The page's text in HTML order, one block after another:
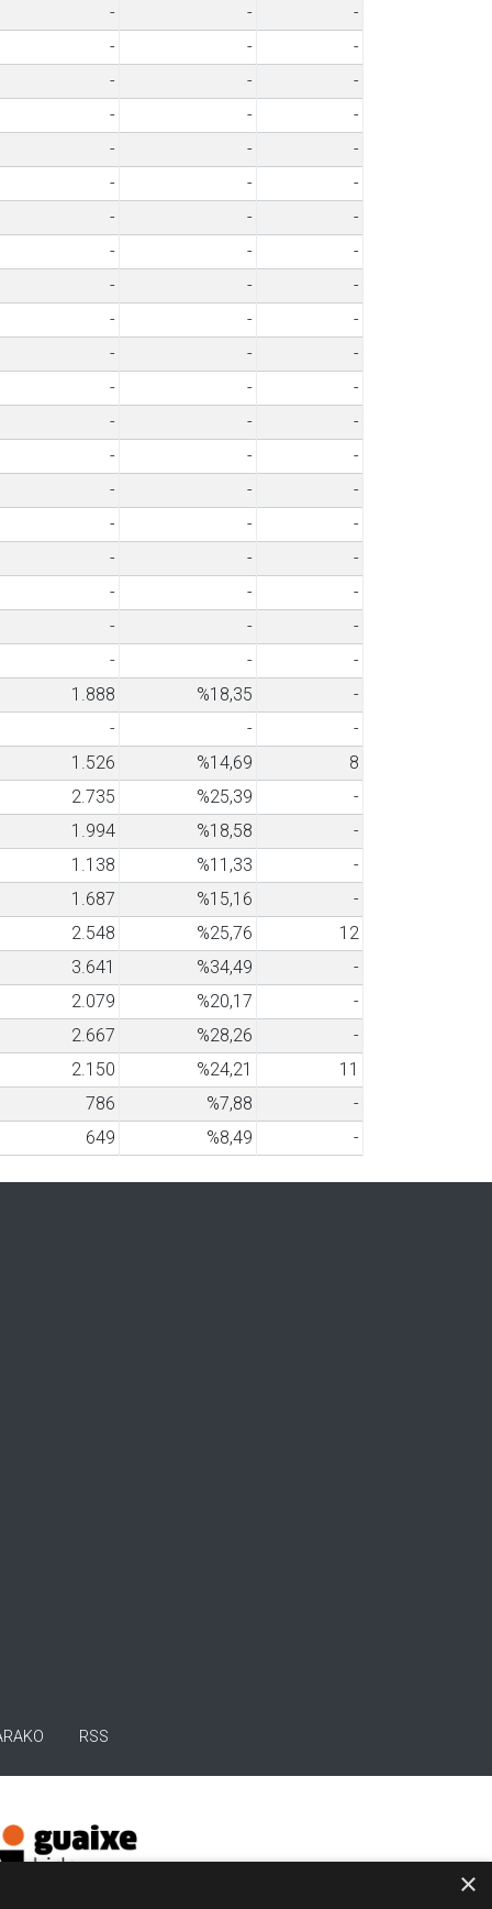
- -
-
- -
-
- -
-
- -
-
- -
-
- -
-
- -
-
- -
-
- -
-
- -
-
- -
-
- -
-
- -
-
- -
-
- -
-
- -
-
- -
-
- -
-
- -
-
- -
-
1.888 %18,35
-
- -
-
1.526 %14,69
8
2.735 %25,39
-
1.994 %18,58
-
1.138 %11,33
-
1.687 %15,16
-
2.548 %25,76
12
3.641 %34,49
-
2.079 %20,17
-
2.667 %28,26
-
2.150 %24,21
11
786 %7,88
-
649 %8,49 -
RSS
×